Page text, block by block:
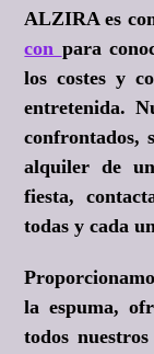
ALZIRA es
con para
los costes y
entretenida.
confrontados,
alquiler de
fiesta,
todas y cada
la espuma,
todos